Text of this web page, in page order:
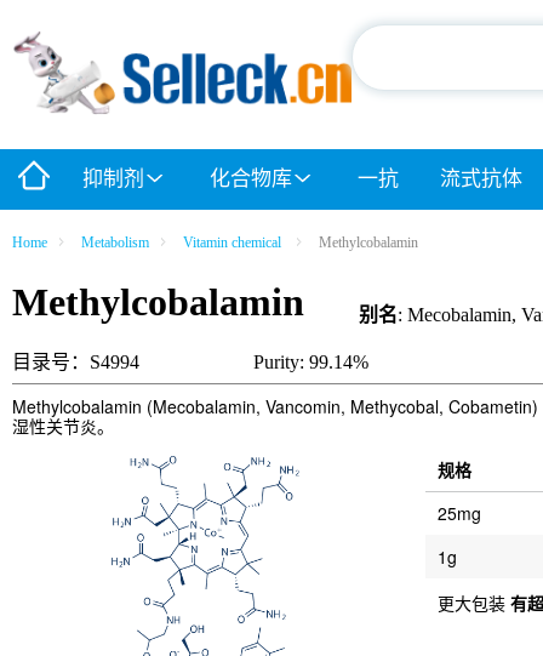
抑制剂 化合物库 一抗 流式抗体
Home Metabolism Vitamin chemical Methylcobalamin
Methylcobalamin 别名: Mecobalamin,
目录号：S4994 Purity: 99.14%
Methylcobalamin (Mecobalamin, Vancomin, Methycobal,
湿性关节炎。
规格
25mg
1g
更大包装 有